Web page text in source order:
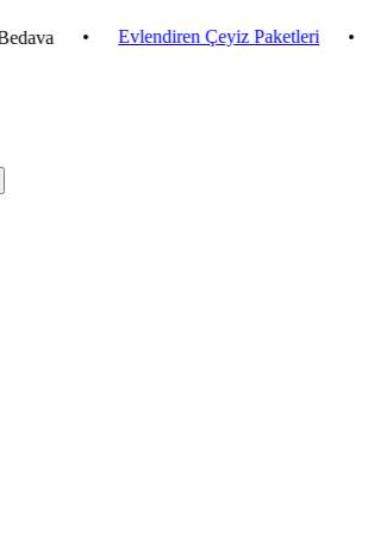
• Evlendiren Çeyiz Paketleri • 3